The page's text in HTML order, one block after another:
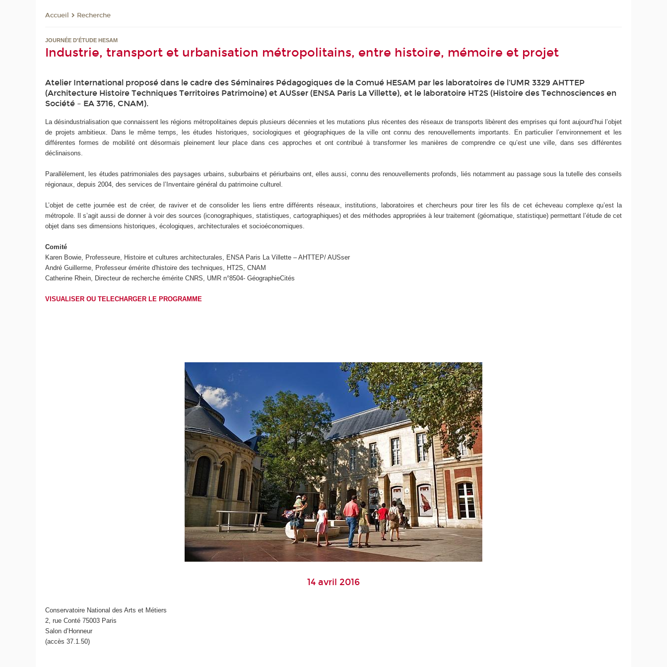
Accueil Recherche
JOURNÉE D'ÉTUDE HESAM
Industrie, transport et urbanisation métropolitains, entre histoire, mémoire et projet
Atelier International proposé dans le cadre des Séminaires Pédagogiques de la Comué HESAM par les laboratoires de l’UMR 3329 AHTTEP
(Architecture Histoire Techniques Territoires Patrimoine) et AUSser (ENSA Paris La Villette), et le laboratoire HT2S (Histoire des Technosciences en
Société – EA 3716, CNAM).
La désindustrialisation que connaissent les régions métropolitaines depuis plusieurs décennies et les mutations plus récentes des réseaux de transports libèrent des emprises qui font aujourd’hui l’objet
de projets ambitieux. Dans le même temps, les études historiques, sociologiques et géographiques de la ville ont connu des renouvellements importants. En particulier l’environnement et les
différentes formes de mobilité ont désormais pleinement leur place dans ces approches et ont contribué à transformer les manières de comprendre ce qu’est une ville, dans ses différentes
déclinaisons.
Parallèlement, les études patrimoniales des paysages urbains, suburbains et périurbains ont, elles aussi, connu des renouvellements profonds, liés notamment au passage sous la tutelle des conseils
régionaux, depuis 2004, des services de l’Inventaire général du patrimoine culturel.
L’objet de cette journée est de créer, de raviver et de consolider les liens entre différents réseaux, institutions, laboratoires et chercheurs pour tirer les fils de cet écheveau complexe qu’est la
métropole. Il s’agit aussi de donner à voir des sources (iconographiques, statistiques, cartographiques) et des méthodes appropriées à leur traitement (géomatique, statistique) permettant l’étude de cet
objet dans ses dimensions historiques, écologiques, architecturales et socioéconomiques.
Comité
Karen Bowie, Professeure, Histoire et cultures architecturales, ENSA Paris La Villette – AHTTEP/ AUSser
André Guillerme, Professeur émérite d'histoire des techniques, HT2S, CNAM
Catherine Rhein, Directeur de recherche émérite CNRS, UMR n°8504- GéographieCités
VISUALISER OU TELECHARGER LE PROGRAMME
14 avril 2016
Conservatoire National des Arts et Métiers
2, rue Conté 75003 Paris
Salon d’Honneur
(accès 37.1.50)